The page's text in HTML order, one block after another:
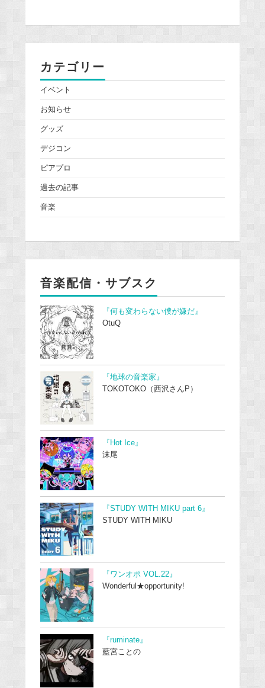
カテゴリー
イベント
お知らせ
グッズ
デジコン
ピアプロ
過去の記事
音楽
音楽配信・サブスク
『何も変わらない僕が嫌だ』
OtuQ
『地球の音楽家』
TOKOTOKO（西沢さんP）
『Hot Ice』
沫尾
『STUDY WITH MIKU part 6』
STUDY WITH MIKU
『ワンオポ VOL.22』
Wonderful★opportunity!
『ruminate』
藍宮ことの